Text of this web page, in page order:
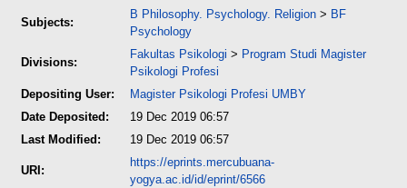
Subjects:
B Philosophy. Psychology. Religion > BF
Psychology
Divisions:
Fakultas Psikologi > Program Studi Magister
Psikologi Profesi
Depositing User:
Magister Psikologi Profesi UMBY
Date Deposited:
19 Dec 2019 06:57
Last Modified:
19 Dec 2019 06:57
URI:
https://eprints.mercubuana-
yogya.ac.id/id/eprint/6566